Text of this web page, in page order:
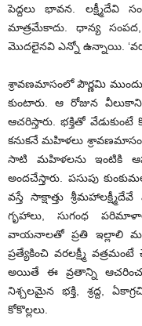
పెద్దలు భావన. లక్ష్మీదేవి
మాత్రమేకాదు. ధాన్య
మొదలైనవి ఎన్నో ఉన్నాయి. ‘వర’
శ్రావణమాసంలో పౌర్ణమి ముందు
కుంటారు. ఆ రోజున
ఆచరిస్తారు. భక్తితో
కనుకనే మహిళలు
సాటి మహిళలను ఇంటికి
అందచేస్తారు. పసుపు
వస్తే సాక్షాత్తు
గృహాలు, సుగంధ
వాయనాలతో ప్రతి ఇల్లాలి
ప్రత్యేకించి వరలక్ష్మీ
అయితే ఈ వ్రతాన్ని
నిశ్చలమైన భక్తి, శ్రద్ద,
కోకొల్లలు.